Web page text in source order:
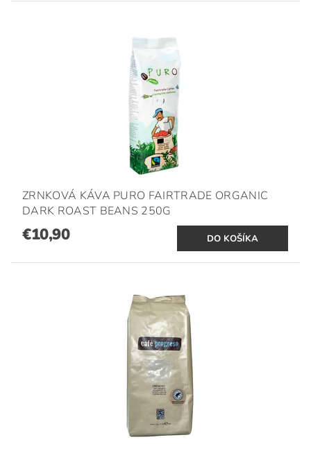
ZRNKOVÁ KÁVA PURO FAIRTRADE ORGANIC
DARK ROAST BEANS 250G
€10,90